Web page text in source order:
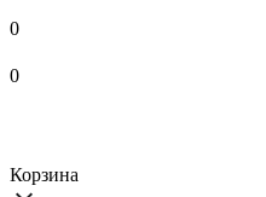
0
0
Корзина